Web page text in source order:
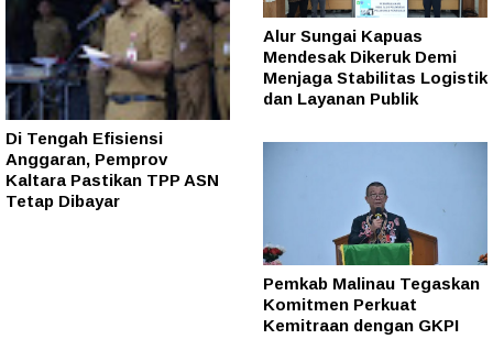
Di Tengah Efisiensi
Anggaran, Pemprov
Kaltara Pastikan TPP ASN
Tetap Dibayar
Alur Sungai Kapuas
Mendesak Dikeruk Demi
Menjaga Stabilitas Logistik
dan Layanan Publik
Pemkab Malinau Tegaskan
Komitmen Perkuat
Kemitraan dengan GKPI